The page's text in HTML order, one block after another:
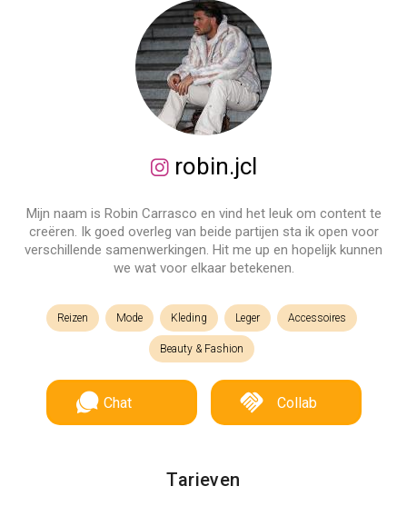
robin.jcl
Mijn naam is Robin Carrasco en vind het leuk om content te
creëren. Ik goed overleg van beide partijen sta ik open voor
verschillende samenwerkingen. Hit me up en hopelijk kunnen
we wat voor elkaar betekenen.
Reizen Mode Kleding Leger Accessoires
Beauty & Fashion
Chat Collab
Tarieven